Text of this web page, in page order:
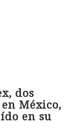
dos
México,
en su